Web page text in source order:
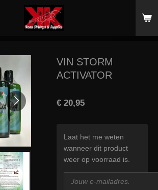
VIN STORM
ACTIVATOR
€ 20,95
Laat het me weten
wanneer dit product
weer op voorraad is.